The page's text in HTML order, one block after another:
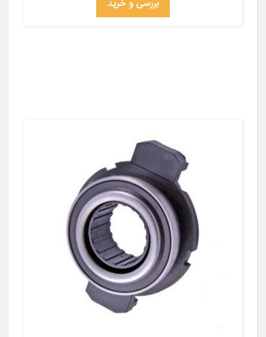
بررسی و خرید